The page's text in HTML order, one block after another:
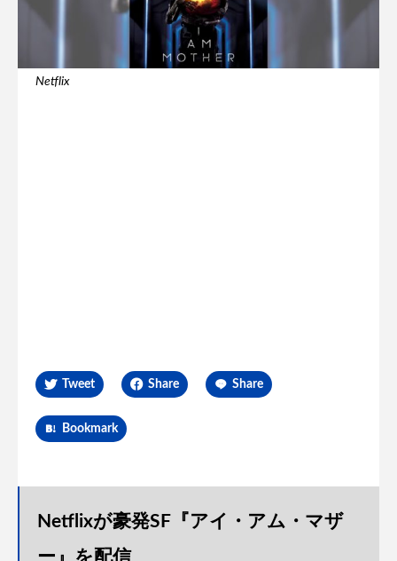
Netflix
Tweet Share Share
Bookmark
Netflixが豪発SF『アイ・アム・マザ
ー』を配信